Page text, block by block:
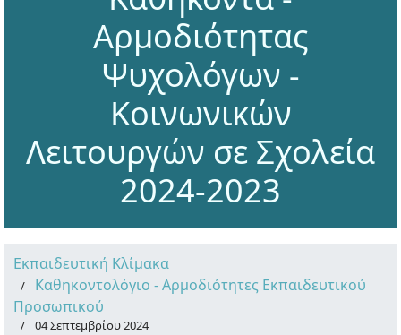
Αρμοδιότητας
Ψυχολόγων -
Κοινωνικών
Λειτουργών σε Σχολεία
2024-2023
Εκπαιδευτική Κλίμακα
Καθηκοντολόγιο - Αρμοδιότητες Εκπαιδευτικού
Προσωπικού
04 Σεπτεμβρίου 2024